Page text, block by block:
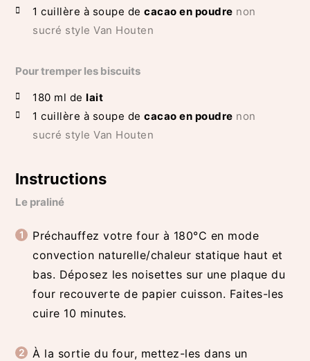
1 cuillère à soupe de cacao en poudre non
sucré style Van Houten
Pour tremper les biscuits
180 ml de lait
1 cuillère à soupe de cacao en poudre non
sucré style Van Houten
Instructions
Le praliné
Préchauffez votre four à 180°C en mode
convection naturelle/chaleur statique haut et
bas. Déposez les noisettes sur une plaque du
four recouverte de papier cuisson. Faites-les
cuire 10 minutes.
À la sortie du four, mettez-les dans un